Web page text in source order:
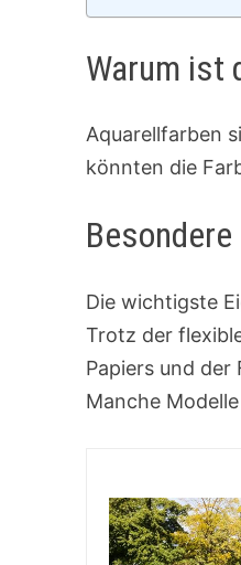
Warum ist
Aquarellfarben
könnten die
Die wichtigste
Trotz der
Papiers und der
Manche